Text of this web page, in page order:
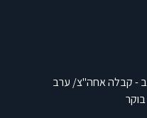
- קבלה אחה"צ/ ערב